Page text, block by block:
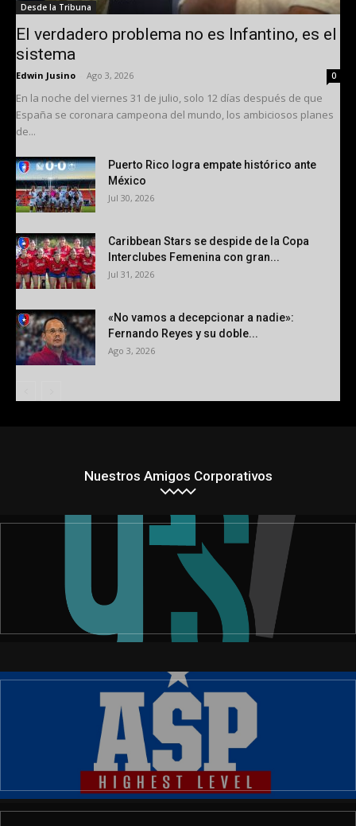
Desde la Tribuna
El verdadero problema no es Infantino, es el
sistema
Edwin Jusino Ago 3, 2026 0
En la noche del viernes 31 de julio, solo 12 días después de que
España se coronara campeona del mundo, los ambiciosos planes
de...
Puerto Rico logra empate histórico ante
México
Jul 30, 2026
Caribbean Stars se despide de la Copa
Interclubes Femenina con gran...
Jul 31, 2026
«No vamos a decepcionar a nadie»:
Fernando Reyes y su doble...
Ago 3, 2026
Nuestros Amigos Corporativos